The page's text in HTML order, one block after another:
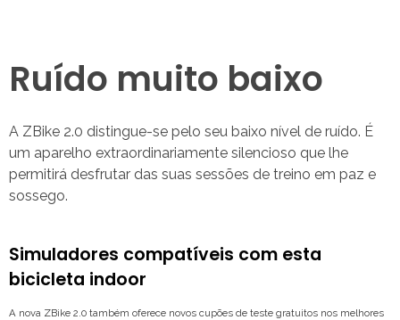
Ruído muito baixo
A ZBike 2.0 distingue-se pelo seu baixo nível de ruído. É
um aparelho extraordinariamente silencioso que lhe
permitirá desfrutar das suas sessões de treino em paz e
sossego.
Simuladores compatíveis com esta
bicicleta indoor
A nova ZBike 2.0 também oferece novos cupões de teste gratuitos nos melhores